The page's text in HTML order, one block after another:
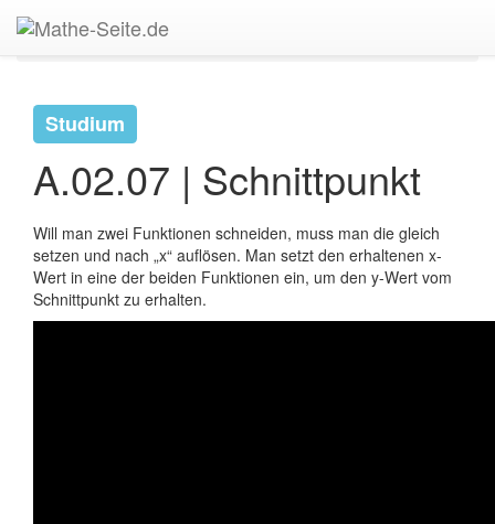
Start Mittelstufe
Geraden >A.02.07 | Schnittpunkt
Studium
A.02.07 | Schnittpunkt
Will man zwei Funktionen schneiden, muss man die gleich
setzen und nach „x“ auflösen. Man setzt den erhaltenen x-
Wert in eine der beiden Funktionen ein, um den y-Wert vom
Schnittpunkt zu erhalten.